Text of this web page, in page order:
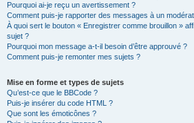
Pourquoi ai-je reçu un avertissement ?
Comment puis-je rapporter des messages à un
À quoi sert le bouton « Enregistrer comme brouillon »
sujet ?
Pourquoi mon message a-t-il besoin d’être approuvé ?
Comment puis-je remonter mes sujets ?
Mise en forme et types de sujets
Qu’est-ce que le BBCode ?
Puis-je insérer du code HTML ?
Que sont les émoticônes ?